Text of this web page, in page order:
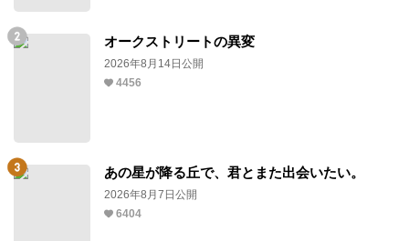
オークストリートの異変
2026年8月14日公開
4456
あの星が降る丘で、君とまた出会いたい。
2026年8月7日公開
6404